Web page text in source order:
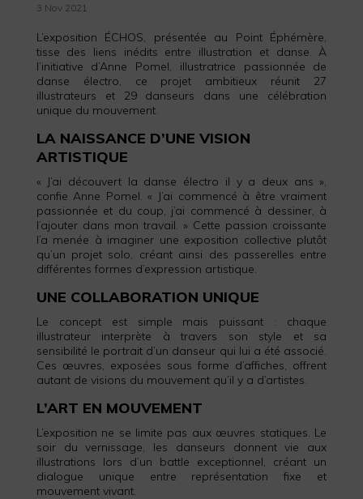
3 Nov 2021
L’exposition ÉCHOS, présentée au Point Éphémère,
tisse des liens inédits entre illustration et danse. À
l’initiative d’Anne Pomel, illustratrice passionnée de
danse électro, ce projet ambitieux réunit 27
illustrateurs et 29 danseurs dans une célébration
unique du mouvement.
LA NAISSANCE D’UNE VISION
ARTISTIQUE
« J’ai découvert la danse électro il y a deux ans »,
confie Anne Pomel. « J’ai commencé à être vraiment
passionnée et du coup, j’ai commencé à dessiner, à
l’ajouter dans mon travail. » Cette passion croissante
l’a menée à imaginer une exposition collective plutôt
qu’un projet solo, créant ainsi des passerelles entre
différentes formes d’expression artistique.
UNE COLLABORATION UNIQUE
Le concept est simple mais puissant : chaque
illustrateur interprète à travers son style et sa
sensibilité le portrait d’un danseur qui lui a été associé.
Ces œuvres, exposées sous forme d’affiches, offrent
autant de visions du mouvement qu’il y a d’artistes.
L’ART EN MOUVEMENT
L’exposition ne se limite pas aux œuvres statiques. Le
soir du vernissage, les danseurs donnent vie aux
illustrations lors d’un battle exceptionnel, créant un
dialogue unique entre représentation fixe et
mouvement vivant.